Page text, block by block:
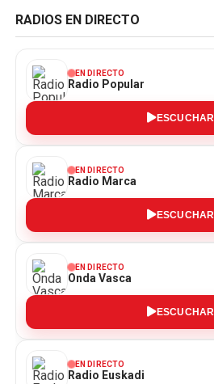
RADIOS EN DIRECTO
EN DIRECTO
Radio Popular
ESCUCHAR
EN DIRECTO
Radio Marca
ESCUCHAR
EN DIRECTO
Onda Vasca
ESCUCHAR
EN DIRECTO
Radio Euskadi